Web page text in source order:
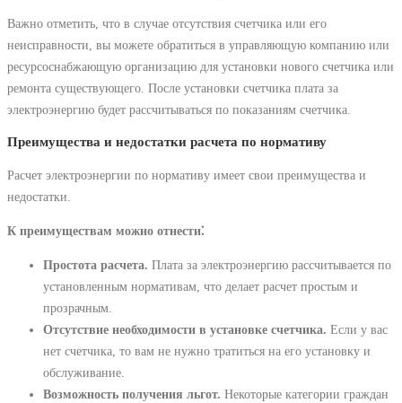
Важно отметить, что в случае отсутствия счетчика или его
неисправности, вы можете обратиться в управляющую компанию или
ресурсоснабжающую организацию для установки нового счетчика или
ремонта существующего. После установки счетчика плата за
электроэнергию будет рассчитываться по показаниям счетчика.
Преимущества и недостатки расчета по нормативу
Расчет электроэнергии по нормативу имеет свои преимущества и
недостатки.
К преимуществам можно отнести⁚
Простота расчета. Плата за электроэнергию рассчитывается по
установленным нормативам, что делает расчет простым и
прозрачным.
Отсутствие необходимости в установке счетчика. Если у вас
нет счетчика, то вам не нужно тратиться на его установку и
обслуживание.
Возможность получения льгот. Некоторые категории граждан